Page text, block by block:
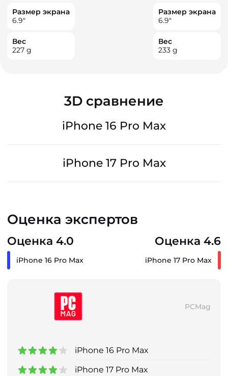
Размер экрана
6.9"
Вес
227 g
Размер экрана
6.9"
Вес
233 g
3D сравнение
iPhone 16 Pro Max
iPhone 17 Pro Max
Оценка экспертов
Оценка 4.0 Оценка 4.6
iPhone 16 Pro Max iPhone 17 Pro Max
PCMag
iPhone 16 Pro Max
iPhone 17 Pro Max